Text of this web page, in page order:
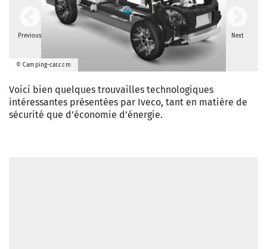
Previous
© Camping-car.com
Next
Voici bien quelques trouvailles technologiques
intéressantes présentées par Iveco, tant en matière de
sécurité que d’économie d’énergie.